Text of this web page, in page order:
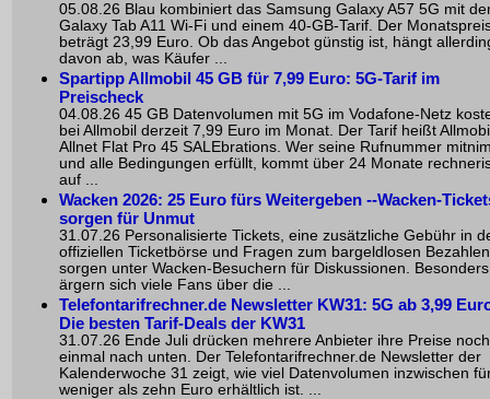
05.08.26 Blau kombiniert das Samsung Galaxy A57 5G mit
Galaxy Tab A11 Wi-Fi und einem 40-GB-Tarif. Der
beträgt 23,99 Euro. Ob das Angebot günstig ist, hängt
davon ab, was Käufer ...
Spartipp Allmobil 45 GB für 7,99 Euro: 5G-Tarif im
Preischeck
04.08.26 45 GB Datenvolumen mit 5G im Vodafone-Netz
bei Allmobil derzeit 7,99 Euro im Monat. Der Tarif heißt
Allnet Flat Pro 45 SALEbrations. Wer seine Rufnummer
und alle Bedingungen erfüllt, kommt über 24 Monate
auf ...
Wacken 2026: 25 Euro fürs Weitergeben --Wacken-
sorgen für Unmut
31.07.26 Personalisierte Tickets, eine zusätzliche Gebühr in
offiziellen Ticketbörse und Fragen zum bargeldlosen Bezahlen
sorgen unter Wacken-Besuchern für Diskussionen. Besonders
ärgern sich viele Fans über die ...
Telefontarifrechner.de Newsletter KW31: 5G ab 3,99
Die besten Tarif-Deals der KW31
31.07.26 Ende Juli drücken mehrere Anbieter ihre Preise noch
einmal nach unten. Der Telefontarifrechner.de Newsletter der
Kalenderwoche 31 zeigt, wie viel Datenvolumen inzwischen
weniger als zehn Euro erhältlich ist. ...